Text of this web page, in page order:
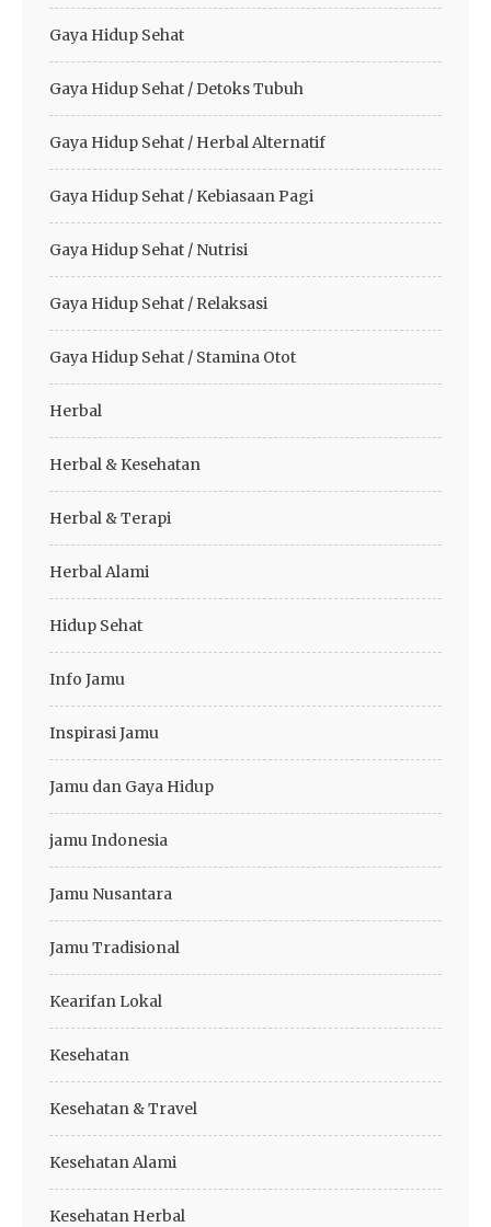
Gaya Hidup Sehat
Gaya Hidup Sehat / Detoks Tubuh
Gaya Hidup Sehat / Herbal Alternatif
Gaya Hidup Sehat / Kebiasaan Pagi
Gaya Hidup Sehat / Nutrisi
Gaya Hidup Sehat / Relaksasi
Gaya Hidup Sehat / Stamina Otot
Herbal
Herbal & Kesehatan
Herbal & Terapi
Herbal Alami
Hidup Sehat
Info Jamu
Inspirasi Jamu
Jamu dan Gaya Hidup
jamu Indonesia
Jamu Nusantara
Jamu Tradisional
Kearifan Lokal
Kesehatan
Kesehatan & Travel
Kesehatan Alami
Kesehatan Herbal